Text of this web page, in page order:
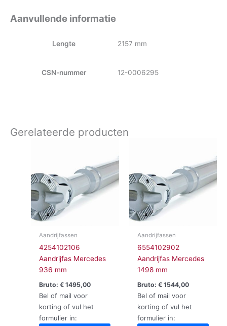
Aanvullende informatie
Lengte 2157 mm
CSN-nummer 12-0006295
Gerelateerde producten
Aandrijfassen
4254102106
Aandrijfas Mercedes
936 mm
Bruto:€ 1495,00
Bel of mail voor
korting of vul het
formulier in:
Aandrijfassen
6554102902
Aandrijfas Mercedes
1498 mm
Bruto: €1544,00
Bel of mail voor
korting of vul het
formulier in: